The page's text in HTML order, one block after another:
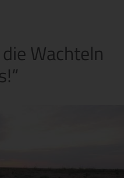
Wachteln